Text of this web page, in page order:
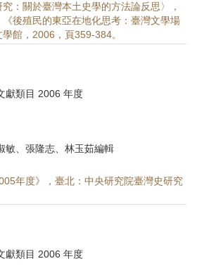
究：關於臺灣本土史學的方法論反思〉，
後殖民的東亞在地化思考：臺灣文學場
館，2006，頁359-384。
獻類目 2006 年度
敏、張隆志、林玉茹編輯
年度》，臺北：中央研究院臺灣史研究
獻類目 2006 年度